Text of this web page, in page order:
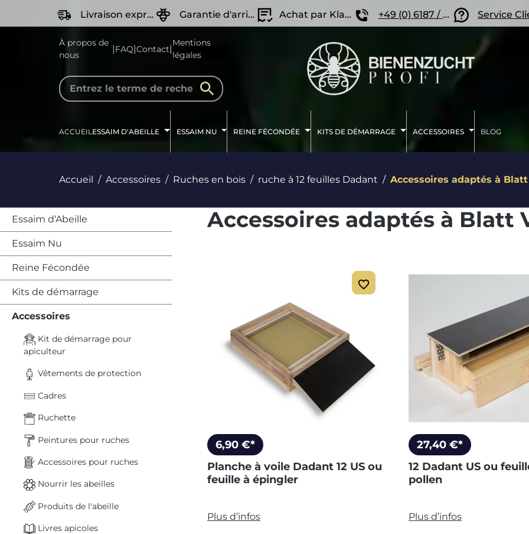
Passer à la navigation principale
Livraison express Garantie d'arrivée Vivante Achat par Klarna +49 (0) 6187 / 207 57 86 Service
À propos de
nous
|FAQ|Contact|
Mentions
légales
ACCUEILESSAIM D‘ABEILLE ESSAIM NU REINE FÉCONDÉE KITS DE DÉMARRAGE ACCESSOIRES BLOG
Accueil Accessoires Ruches en bois ruche à 12 feuilles Dadant Accessoires adaptés à
Essaim d‘Abeille
Essaim Nu
Reine Fécondée
Kits de démarrage
Accessoires
Kit de démarrage pour
apiculteur
Vêtements de protection
Cadres
Ruchette
Peintures pour ruches
Accessoires pour ruches
Nourrir les abeilles
Produits de l'abeille
Livres apicoles
Accessoires adaptés à Blatt
6,90 €*
Planche à voile Dadant 12 US ou
feuille à épingler
Plus d’infos
27,40 €*
12 Dadant US ou
pollen
Plus d’infos